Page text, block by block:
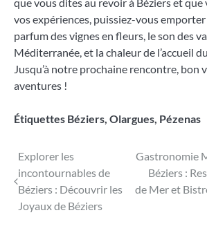
vos expériences, puissiez-vous emporter
parfum des vignes en fleurs, le son des
Méditerranée, et la chaleur de l’accueil
Jusqu’à notre prochaine rencontre, bon
aventures !
Étiquettes Béziers Olargues Pézenas
Navigation
de
l’article
Explorer les
incontournables de
Béziers : Découvrir les
Joyaux de Béziers
Gastronomie
Béziers :
de Mer et